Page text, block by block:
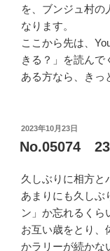
を、ブンジュ村の
なります。
ここから先は、
きる？」を読んで
ある方なら、きっ
投
稿
日:
2023年10月23日
No.05074
久しぶりに相方と
あまりにも久しぶ
ン」か忘れるくら
お互い歳をとり、
かラリーが続かな